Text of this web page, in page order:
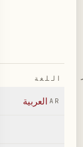
كأس العالم
←أخبار
←اخبار لبنان
اللغة
AR العربية